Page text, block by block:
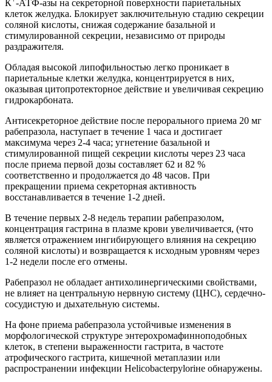
К -АТФ-азы на секреторной поверхности париетальных
клеток желудка. Блокирует заключительную стадию секреции
соляной кислоты, снижая содержание базальной и
стимулированной секреции, независимо от природы
раздражителя.
Обладая высокой липофильностью легко проникает в
париетальные клетки желудка, концентрируется в них,
оказывая цитопротекторное действие и увеличивая секрецию
гидрокарбоната.
Антисекреторное действие после перорального приема 20 мг
рабепразола, наступает в течение 1 часа и достигает
максимума через 2-4 часа; угнетение базальной и
стимулированной пищей секреции кислоты через 23 часа
после приема первой дозы составляет 62 и 82 %
соответственно и продолжается до 48 часов. При
прекращении приема секреторная активность
восстанавливается в течение 1-2 дней.
В течение первых 2-8 недель терапии рабепразолом,
концентрация гастрина в плазме крови увеличивается, (что
является отражением ингибирующего влияния на секрецию
соляной кислоты) и возвращается к исходным уровням через
1-2 недели после его отмены.
Рабепразол не обладает антихолинергическими свойствами,
не влияет на центральную нервную систему (ЦНС), сердечно-
сосудистую и дыхательную системы.
На фоне приема рабепразола устойчивые изменения в
морфологической структуре энтерохромафинноподобных
клеток, в степени выраженности гастрита, в частоте
атрофического гастрита, кишечной метаплазии или
распространении инфекции Helicobacterpyloriне обнаружены.